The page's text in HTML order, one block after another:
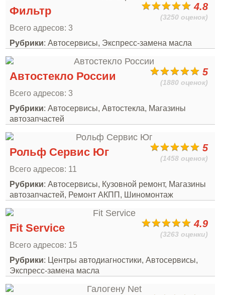
4.8
(3250 оценок)
Фильтр
Всего адресов: 3
Рубрики: Автосервисы, Экспресс-замена масла
5
(1880 оценок)
Автостекло России
Всего адресов: 3
Рубрики: Автосервисы, Автостекла, Магазины
автозапчастей
5
(1458 оценок)
Рольф Сервис Юг
Всего адресов: 11
Рубрики: Автосервисы, Кузовной ремонт, Магазины
автозапчастей, Ремонт АКПП, Шиномонтаж
4.9
(3263 оценки)
Fit Service
Всего адресов: 15
Рубрики: Центры автодиагностики, Автосервисы,
Экспресс-замена масла